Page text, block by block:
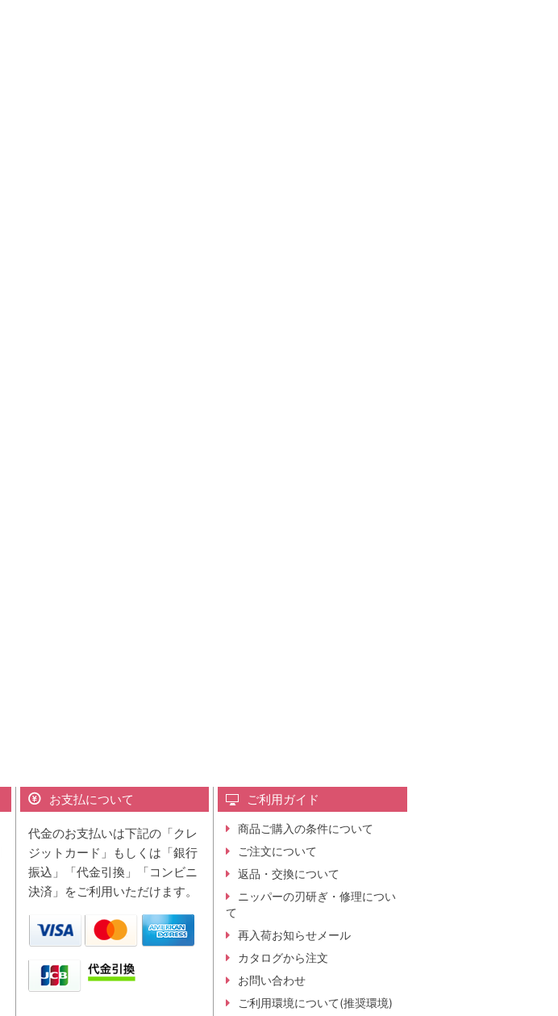
お支払について
代金のお支払いは下記の「クレ
ジットカード」もしくは「銀行
振込」「代金引換」「コンビニ
決済」をご利用いただけます。
ご利用ガイド
商品ご購入の条件について
ご注文について
返品・交換について
ニッパーの刃研ぎ・修理につい
て
再入荷お知らせメール
カタログから注文
お問い合わせ
ご利用環境について(推奨環境)